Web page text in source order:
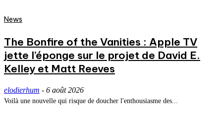
News
The Bonfire of the Vanities : Apple TV
jette l’éponge sur le projet de David E.
Kelley et Matt Reeves
elodierhum - 6 août 2026
Voilà une nouvelle qui risque de doucher l'enthousiasme des...